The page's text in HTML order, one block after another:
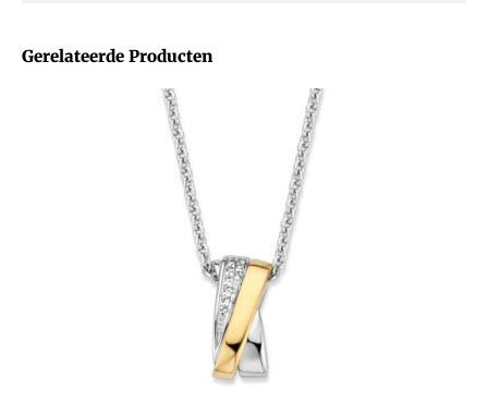
Gerelateerde Producten